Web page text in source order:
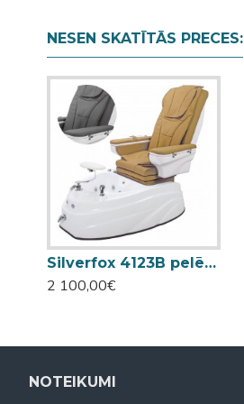
NESEN SKATĪTĀS PRECES:
Silverfox 4123B pelēks pedikīra krēsls ar masāžas funkciju
2 100,00€
NOTEIKUMI